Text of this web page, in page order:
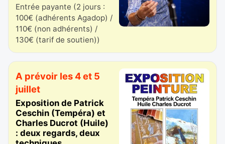
Entrée payante (2 jours :
100€ (adhérents Agadop) /
110€ (non adhérents) /
130€ (tarif de soutien))
A prévoir les 4 et 5
juillet
Exposition de Patrick
Ceschin (Tempéra) et
Charles Ducrot (Huile)
: deux regards, deux